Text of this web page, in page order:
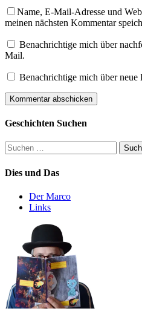
Name, E-Mail-Adresse und
meinen nächsten Kommentar
Benachrichtige mich über
Mail.
Benachrichtige mich über
Geschichten Suchen
Suchen
nach:
Dies und Das
Der Marco
Links